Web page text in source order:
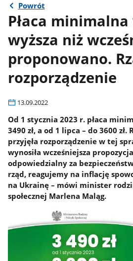
Powrót
Płaca
wyższa niż
proponowano.
rozporządzenie
13.09.2022
Od 1 stycznia 2023 r. płaca
3490 zł, a od 1 lipca – do 3600
przyjęła rozporządzenie w tej
wynosiła wcześniejsza
odpowiedzialny za
rząd, reagujemy na inflację
na Ukrainę – mówi minister
społecznej Marlena Maląg.